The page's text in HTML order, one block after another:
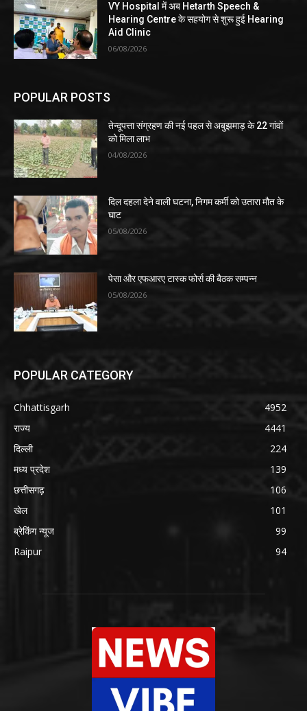
VY Hospital में अब Hetarth Speech &
Hearing Centre के सहयोग से शुरू हुई Hearing
Aid Clinic
06/08/2026
POPULAR POSTS
तेन्दूपत्ता संग्रहण की नई पहल से अबुझमाड़ के 22 गांवों
को मिला लाभ
04/08/2026
दिल दहला देने वाली घटना, निगम कर्मी को उतारा मौत के
घाट
05/08/2026
पेसा और एफआरए टास्क फोर्स की बैठक सम्पन्न
05/08/2026
POPULAR CATEGORY
Chhattisgarh
4952
राज्य
4441
दिल्ली
224
मध्य प्रदेश
139
छत्तीसगढ़
106
खेल
101
ब्रेकिंग न्यूज
99
Raipur
94